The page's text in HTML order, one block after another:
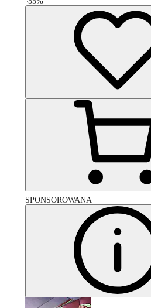
SPONSOROWANA